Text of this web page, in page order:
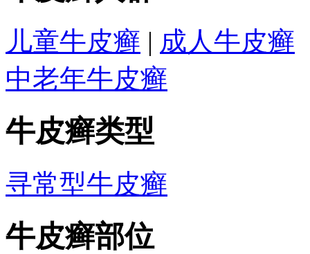
儿童牛皮癣 | 成人牛皮癣
中老年牛皮癣
牛皮癣类型
寻常型牛皮癣
牛皮癣部位